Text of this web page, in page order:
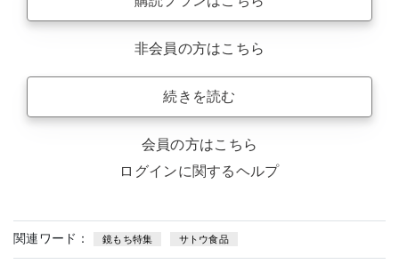
非会員の方はこちら
続きを読む
会員の方はこちら
ログインに関するヘルプ
関連ワード： 鏡もち特集 サトウ食品